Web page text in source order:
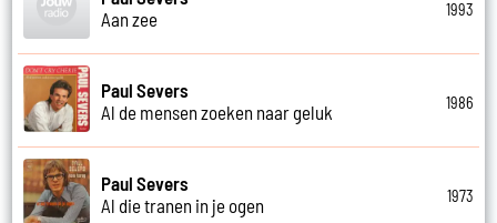
Aan zee
1993
Paul Severs
Al de mensen zoeken naar geluk
1986
Paul Severs
Al die tranen in je ogen
1973